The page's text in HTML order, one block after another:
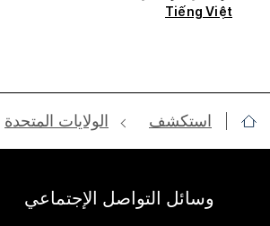
Tiếng Việt
استكشف الولايات المتحدة
وسائل التواصل الإجتماعي